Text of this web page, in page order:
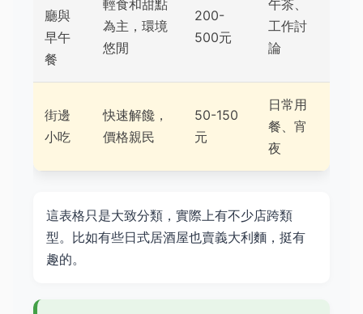
廳與
早午
餐
輕食和甜點
為主，環境
悠閒
200-
500元
午茶、
工作討
論
街邊
小吃
快速解饞，
價格親民
50-150
元
日常用
餐、宵
夜
這表格只是大致分類，實際上有不少店跨類
型。比如有些日式居酒屋也賣義大利麵，挺有
趣的。